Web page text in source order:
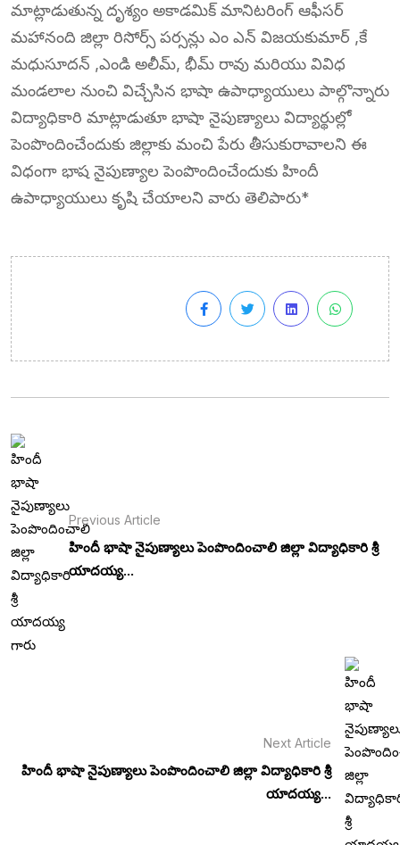
మాట్లాడుతున్న దృశ్యం అకాడమిక్ మానిటరింగ్ ఆఫీసర్
మహానంది జిల్లా రిసోర్స్ పర్సన్లు ఎం ఎన్ విజయకుమార్ ,కే
మధుసూదన్ ,ఎండి అలీమ్, భీమ్ రావు మరియు వివిధ
మండలాల నుంచి విచ్చేసిన భాషా ఉపాధ్యాయులు పాల్గొన్నారు
విద్యాధికారి మాట్లాడుతూ భాషా నైపుణ్యాలు విద్యార్థుల్లో
పెంపొందించేందుకు జిల్లాకు మంచి పేరు తీసుకురావాలని ఈ
విధంగా భాష నైపుణ్యాల పెంపొందించేందుకు హిందీ
ఉపాధ్యాయులు కృషి చేయాలని వారు తెలిపారు*
Previous Article
హిందీ భాషా నైపుణ్యాలు పెంపొందించాలి జిల్లా విద్యాధికారి శ్రీ
యాదయ్య...
Next Article
హిందీ భాషా నైపుణ్యాలు పెంపొందించాలి జిల్లా విద్యాధికారి శ్రీ
యాదయ్య...